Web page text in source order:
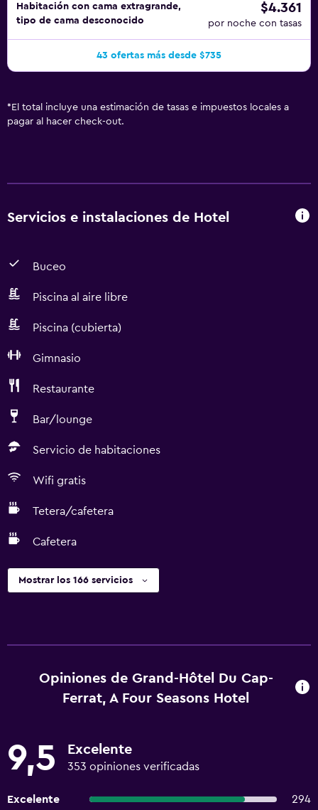
Habitación con cama extragrande,
tipo de cama desconocido
$4.361
por noche con tasas
43 ofertas más desde $735
* El total incluye una estimación de tasas e impuestos locales a
pagar al hacer check-out.
Servicios e instalaciones de Hotel
Buceo
Piscina al aire libre
Piscina (cubierta)
Gimnasio
Restaurante
Bar/lounge
Servicio de habitaciones
Wifi gratis
Tetera/cafetera
Cafetera
Mostrar los 166 servicios
Opiniones de Grand-Hôtel Du Cap-
Ferrat, A Four Seasons Hotel
9,5 Excelente
353 opiniones verificadas
Excelente 294